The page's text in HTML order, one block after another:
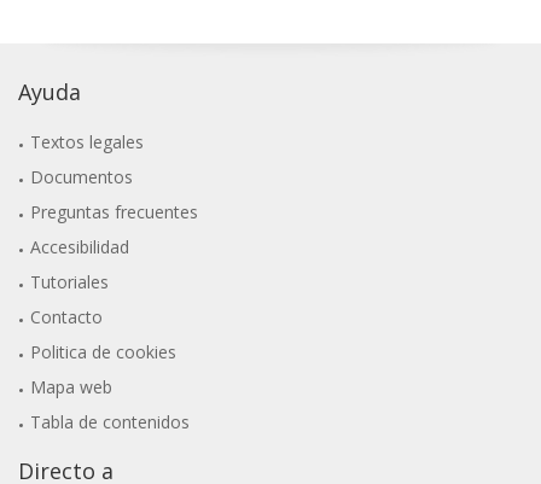
Ayuda
Textos legales
Documentos
Preguntas frecuentes
Accesibilidad
Tutoriales
Contacto
Politica de cookies
Mapa web
Tabla de contenidos
Directo a